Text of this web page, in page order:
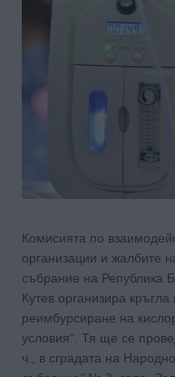
Комисията по
организации и жалбите
събрание на Република
Кутев организира
реимбурсиране на
условия“. Тя ще се
ч., в сградата на